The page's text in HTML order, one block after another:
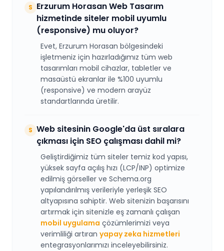
S Erzurum Horasan Web Tasarım
hizmetinde siteler mobil uyumlu
(responsive) mu oluyor?
Evet, Erzurum Horasan bölgesindeki
işletmeniz için hazırladığımız tüm web
tasarımları mobil cihazlar, tabletler ve
masaüstü ekranlar ile %100 uyumlu
(responsive) ve modern arayüz
standartlarında üretilir.
S Web sitesinin Google'da üst sıralara
çıkması için SEO çalışması dahil mi?
Geliştirdiğimiz tüm siteler temiz kod yapısı,
yüksek sayfa açılış hızı (LCP/INP) optimize
edilmiş görseller ve Schema.org
yapılandırılmış verileriyle yerleşik SEO
altyapısına sahiptir. Web sitenizin başarısını
artırmak için sitenizle eş zamanlı çalışan
mobil uygulama çözümlerimizi veya
verimliliği artıran yapay zeka hizmetleri
entegrasyonlarımızı inceleyebilirsiniz.